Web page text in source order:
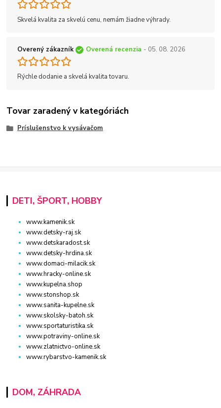
Skvelá kvalita za skvelú cenu, nemám žiadne výhrady.
Overený zákazník Overená recenzia - 05. 08. 2026
Rýchle dodanie a skvelá kvalita tovaru.
Tovar zaradený v kategóriách
Príslušenstvo k vysávačom
DETI, ŠPORT, HOBBY
www.kamenik.sk
www.detsky-raj.sk
www.detskaradost.sk
www.detsky-hrdina.sk
www.domaci-milacik.sk
www.hracky-online.sk
www.kupelna.shop
www.stonshop.sk
www.sanita-kupelne.sk
www.skolsky-batoh.sk
www.sportaturistika.sk
www.potraviny-online.sk
www.zlatnictvo-online.sk
www.rybarstvo-kamenik.sk
DOM, ZÁHRADA